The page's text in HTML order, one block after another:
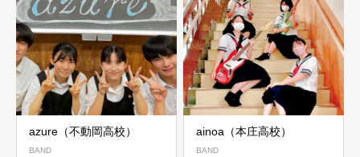
azure（不動岡高校）
BAND
ainoa（本庄高校）
BAND